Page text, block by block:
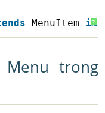
?
MenuItem
trong